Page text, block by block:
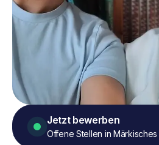
Jetzt bewerben
Offene Stellen in